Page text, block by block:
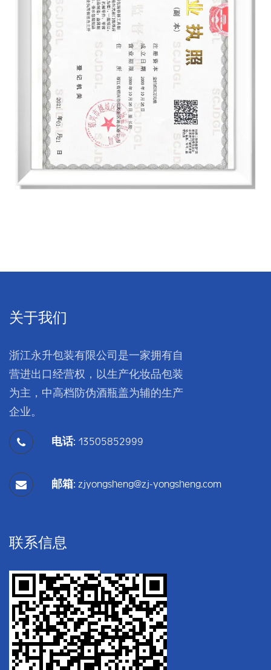
关于我们
浙江永升包装有限公司是一家拥有自
营进出口经营权，以生产化妆品包装
为主，中高档防伪酒瓶盖为辅的生产
企业。
电话: 13505852999
邮箱: zjyongsheng@zj-yongsheng.com
联系信息